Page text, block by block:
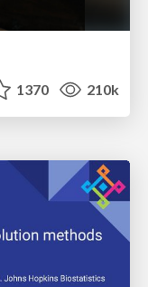
1370 210k